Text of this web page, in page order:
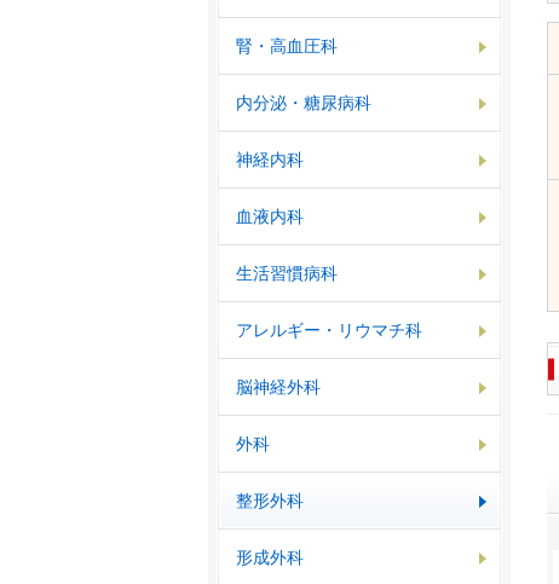
腎・高血圧科
内分泌・糖尿病科
神経内科
血液内科
生活習慣病科
アレルギー・リウマチ科
脳神経外科
外科
整形外科
形成外科